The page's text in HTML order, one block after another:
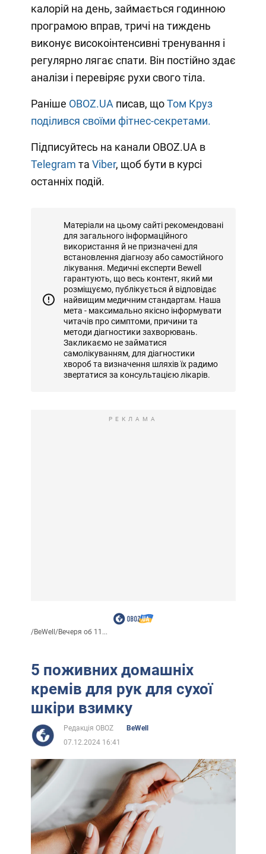
калорій на день, займається годинною
програмою вправ, тричі на тиждень
виконує високоінтенсивні тренування і
регулярно лягає спати. Він постійно здає
аналізи і перевіряє рухи свого тіла.
Раніше OBOZ.UA писав, щоТом Круз
поділився своїми фітнес-секретами.
Підписуйтесь на канали OBOZ.UA в
Telegram та Viber, щоб бути в курсі
останніх подій.
Матеріали на цьому сайті рекомендовані
для загального інформаційного
використання й не призначені для
встановлення діагнозу або самостійного
лікування. Медичні експерти Bewell
гарантують, що весь контент, який ми
розміщуємо, публікується й відповідає
найвищим медичним стандартам. Наша
мета - максимально якісно інформувати
читачів про симптоми, причини та
методи діагностики захворювань.
Закликаємо не займатися
самолікуванням, для діагностики
хвороб та визначення шляхів їх радимо
звертатися за консультацією лікарів.
РЕКЛАМА
/BeWell/Вечеря об 11...
5 поживних домашніх
кремів для рук для сухої
шкіри взимку
Редакція OBOZ
BeWell
07.12.2024 16:41